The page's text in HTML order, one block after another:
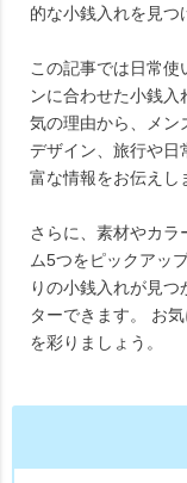
的な小銭入れを見つ
この記事では日常
ンに合わせた小銭入
気の理由から、メン
デザイン、旅行や日
富な情報をお伝えし
さらに、素材やカ
ム5つをピックアッ
りの小銭入れが見
ターできます。 お
を彩りましょう。